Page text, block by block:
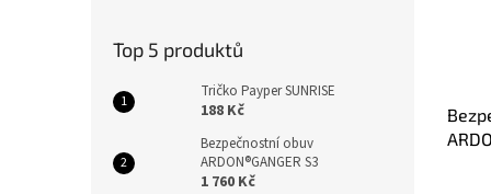
Top 5 produktů
Tričko Payper SUNRISE
188 Kč
Bezpečnostní obuv
ARDON®GANGER S3
1 760 Kč